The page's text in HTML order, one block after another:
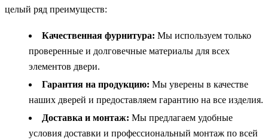
целый ряд преимуществ:
Качественная фурнитура: Мы используем только
проверенные и долговечные материалы для всех
элементов двери.
Гарантия на продукцию: Мы уверены в качестве
наших дверей и предоставляем гарантию на все изделия.
Доставка и монтаж: Мы предлагаем удобные
условия доставки и профессиональный монтаж по всей